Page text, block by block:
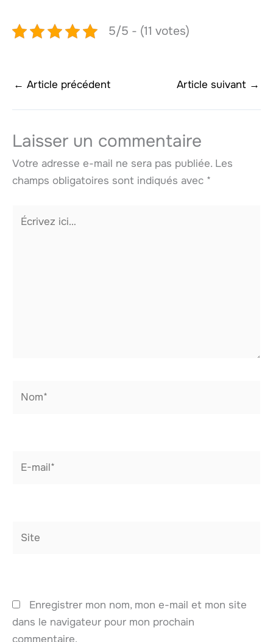
5/5 - (11 votes)
← Article précédent Article suivant →
Laisser un commentaire
Votre adresse e-mail ne sera pas publiée. Les
champs obligatoires sont indiqués avec *
Écrivez
Enregistrer mon nom, mon e-mail et mon site
dans le navigateur pour mon prochain
commentaire.